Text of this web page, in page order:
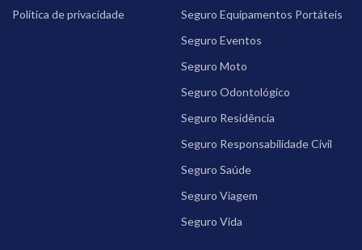
Política de privacidade
Seguro Equipamentos Portáteis
Seguro Eventos
Seguro Moto
Seguro Odontológico
Seguro Residência
Seguro Responsabilidade Civil
Seguro Saúde
Seguro Viagem
Seguro Vida